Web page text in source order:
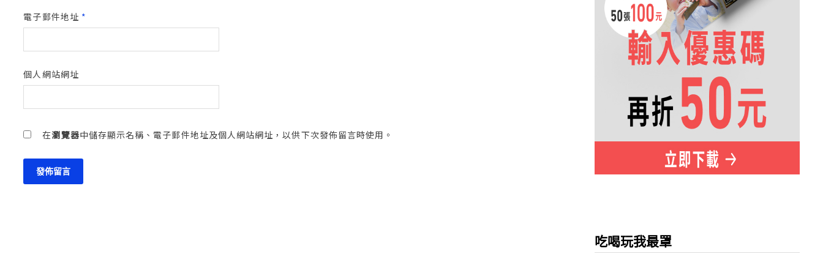
電子郵件地址 *
個人網站網址
在瀏覽器中儲存顯示名稱、電子郵件地址及個人網站網址，以供下次發佈留言時使用。
吃喝玩我最罩